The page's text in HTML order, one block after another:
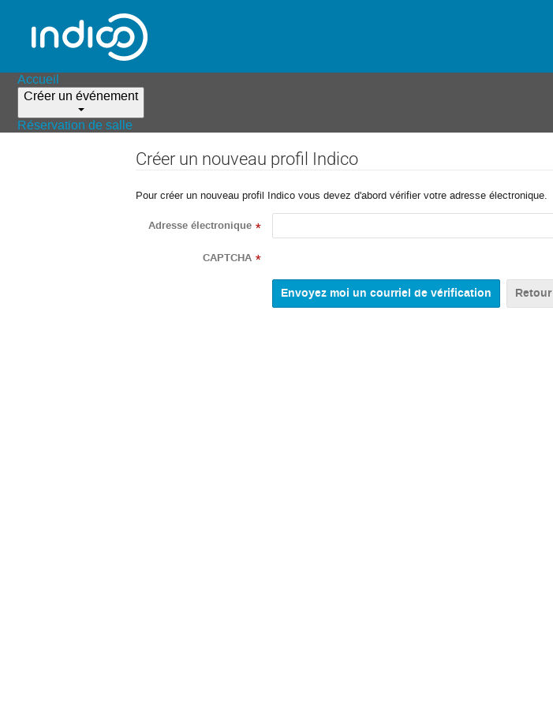
Accueil
Créer un événement
Réservation de salle
Créer un nouveau profil Indico
Pour créer un nouveau profil Indico vous devez d'abord vérifier votre adresse électronique.
Adresse électronique *
CAPTCHA *
Retour